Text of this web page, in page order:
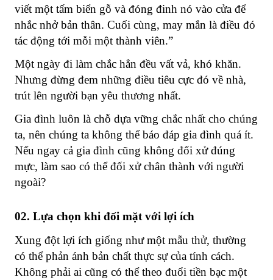
viết một tấm biển gỗ và đóng đinh nó vào cửa để
nhắc nhở bản thân. Cuối cùng, may mắn là điều đó
tác động tới mỗi một thành viên.”
Một ngày đi làm chắc hẳn đều vất vả, khó khăn.
Nhưng đừng đem những điều tiêu cực đó về nhà,
trút lên người bạn yêu thương nhất.
Gia đình luôn là chỗ dựa vững chắc nhất cho chúng
ta, nên chúng ta không thể báo đáp gia đình quá ít.
Nếu ngay cả gia đình cũng không đối xử đúng
mực, làm sao có thể đối xử chân thành với người
ngoài?
02. Lựa chọn khi đối mặt với lợi ích
Xung đột lợi ích giống như một mẫu thử, thường
có thể phản ánh bản chất thực sự của tính cách.
Không phải ai cũng có thể theo đuổi tiền bạc một